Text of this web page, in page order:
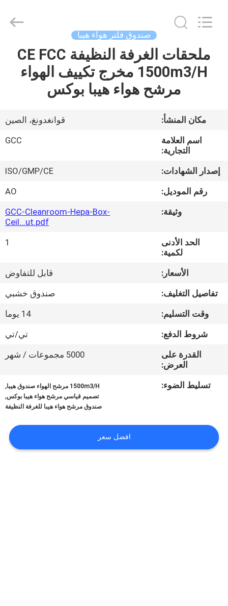
المنزل
المنتجات
مقاطع
فيديو
حولنا
جولة
المصنع
مراقبة
الجودة
اتصل
اطلب
عرض
صندوق فلتر هواء هيبا
ملحقات الغرفة النظيفة CE FCC
1500m3/H مخرج تكييف الهواء
مرشح هواء هيبا بوكس
مكان المنشأ:
قوانغدونغ، الصين
اسم العلامة
التجارية:
GCC
إصدار الشهادات:
ISO/GMP/CE
رقم الموديل:
AO
وثيقة:
GCC-Cleanroom-Hepa-Box-
Ceil...ut.pdf
الحد الأدنى
لكمية:
1
الأسعار:
قابل للتفاوض
تفاصيل التغليف:
صندوق خشبي
وقت التسليم:
14 يوما
شروط الدفع:
تي/تي
القدرة على
العرض:
5000 مجموعات / شهر
تسليط الضوء: 1500m3/H مرشح الهواء صندوق هيبا ,
تصميم قياسي مرشح هواء هيبا بوكس,
صندوق مرشح هواء هيبا للغرفة النظيفة
افضل سعر